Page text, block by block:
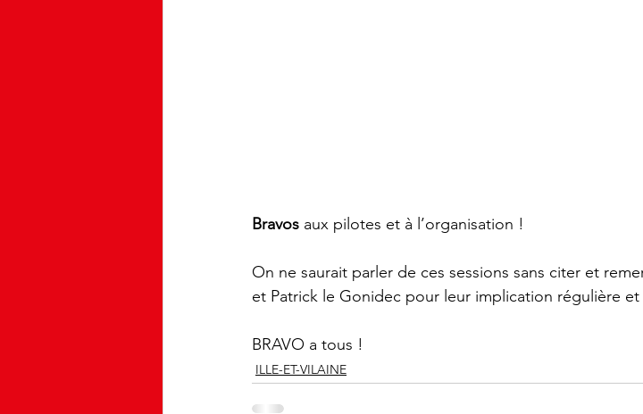
Bravos aux pilotes et à l’organisation !
On ne saurait parler de ces sessions sans citer et
et Patrick le Gonidec pour leur implication régulière et
BRAVO a tous !
ILLE-ET-VILAINE